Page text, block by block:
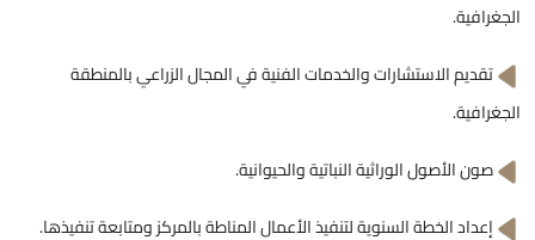
الجغرافية.
تقديم الاستشارات والخدمات الفنية في المجال الزراعي بالمنطقة
الجغرافية.
صون الأصول الوراثية النباتية والحيوانية.
إعداد الخطة السنوية لتنفيذ الأعمال المناطة بالمركز ومتابعة تنفيذها.